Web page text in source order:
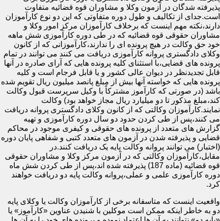
پذیرفته شدگان در آزمون وکلا و مشاوران قوه قضائیه متفاوت
است.جدای از تکالیف و طول دوره متفاوتی که این دو نوع کارآموزان
دارند،نکته مهم اینست که برخلاف کارآموزان مرکز امور وکلا و
مشاوران حقوقی قوه قضائیه که در طی دوره کارآموزی شش ماهه
خود حق وکالت در هیچ پرونده ای را ندارند،کارآموزانی که از کانون
وکلای دادگستری پروانه کارآموزی دریافت می کنند می توانند در تمام
پرونده های قضایی،با استثنای کلیه پرونده هایی که آرای صادره در آنها
قابل تجدیدنظر در دیوان عالی کشور و یا قابل فرجام است و کلیه
پرونده هایی که خواسته آنها بیش از مبلغ پانصد میلیون ریال تقویم شده
باشد (در صورتی که کارآموز مشترکاً با وکیل سرپرست قبول وکالت
کند،مبلغ مذکور تا دو میلیارد ریال مجاز خواهد بود) وکالت
نمایند.کارآموزان وکالتی که از کانون وکلای دادگستری پروانه دریافت
می کنند،پس از طی کردن حدود دو سال دوره کارآموزی و تهیه
گزارش های متعدد از پرونده های حقوقی و کیفری موجود در محاکم
قضایی و پذیرفته شدن در آزمون های متعدد کتبی و شفاهی پایان دوره
(اختبار) می توانند پروانه وکالت پایه یک دریافت کنند.در
مقابل،کارآموزان وکالتی که در آزمون مرکز وکلا و مشاوران حقوقی
قوه قضائیه (ماده 187) پذیرفته شده اند،پس از طی کردن شش ماه
دوره کارآموزی علمی و عملی،پروانه وکالت پایه دو دریافت خواهند
کرد.
واقعیت اینست که متاسفانه برخی از کارآموزان وکالت یا وکلای پایه
دو به خاطر اینکه ممکن است موکلین با شنیدن عناوین «کارآموز» یا